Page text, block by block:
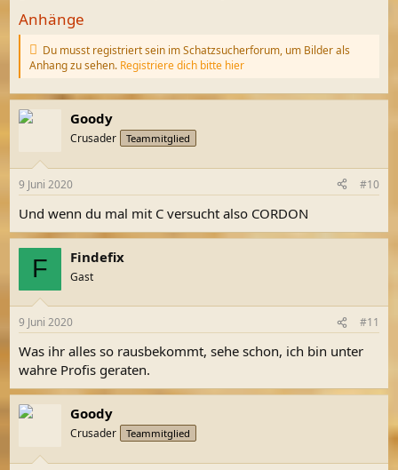
Anhänge
Du musst registriert sein im Schatzsucherforum, um Bilder als
Anhang zu sehen. Registriere dich bitte hier
Goody
Crusader Teammitglied
9 Juni 2020 #10
Und wenn du mal mit C versucht also CORDON
F Findefix
Gast
9 Juni 2020 #11
Was ihr alles so rausbekommt, sehe schon, ich bin unter
wahre Profis geraten.
Goody
Crusader Teammitglied